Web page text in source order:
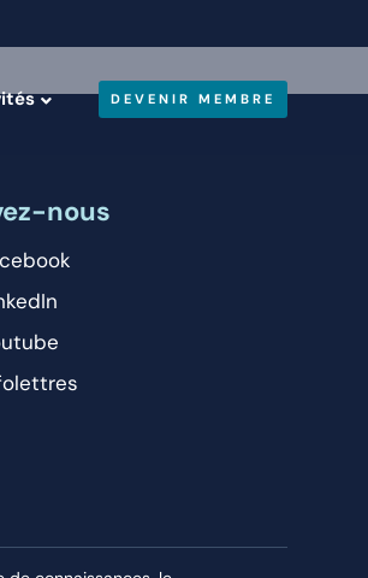
DEVENIR MEMBRE
nous